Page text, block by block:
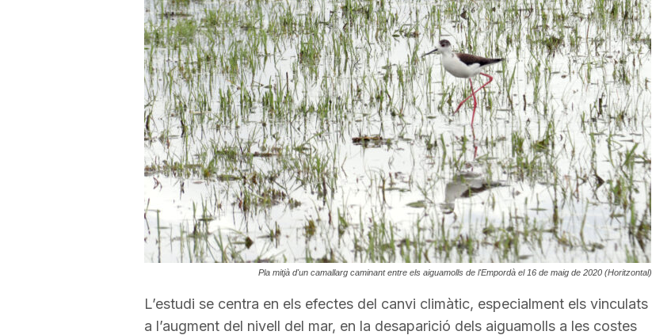
r
a
g
o
n
Pla mitjà d'un camallarg caminant entre els aiguamolls de l'Empordà el 16 de maig de 2020 (Horitzontal)
L’estudi se centra en els efectes del canvi climàtic, especialment els vinculats
a l’augment del nivell del mar, en la desaparició dels aiguamolls a les costes